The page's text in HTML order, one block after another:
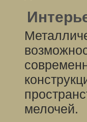
мелочей.